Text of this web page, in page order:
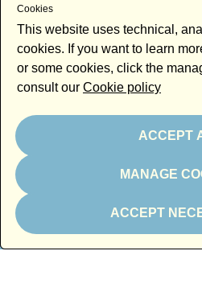
In kind partner
Cookies
This website uses technical,
cookies. If you want to learn
or some cookies, click the
consult our Cookie policy
ACCEPT
MANAGE
ACCEPT